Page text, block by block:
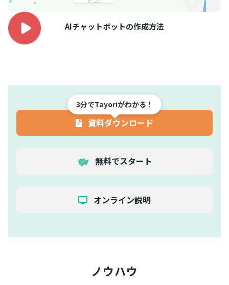
AIチャットボットの作成方法
3分でTayoriがわかる！
資料ダウンロード
無料でスタート
オンライン説明
ノウハウ